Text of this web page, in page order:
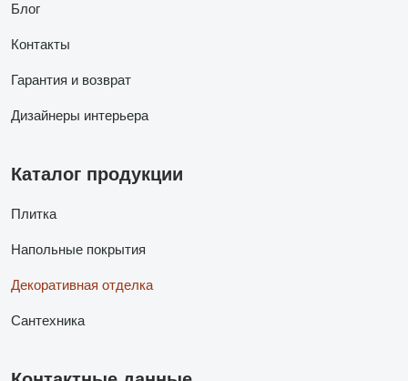
Блог
Контакты
Гарантия и возврат
Дизайнеры интерьера
Каталог продукции
Плитка
Напольные покрытия
Декоративная отделка
Сантехника